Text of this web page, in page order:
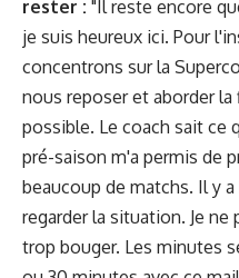
rester : "Il reste encore
je suis heureux ici. Pour
concentrons sur la
nous reposer et aborder
possible. Le coach sait ce
pré-saison m'a permis de
beaucoup de matchs. Il y
regarder la situation. Je ne
trop bouger. Les minutes